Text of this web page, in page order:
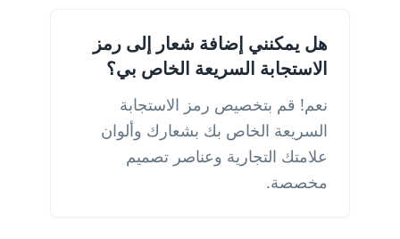
هل يمكنني إضافة شعار إلى رمز
الاستجابة السريعة الخاص بي؟
نعم! قم بتخصيص رمز الاستجابة
السريعة الخاص بك بشعارك وألوان
علامتك التجارية وعناصر تصميم
مخصصة.